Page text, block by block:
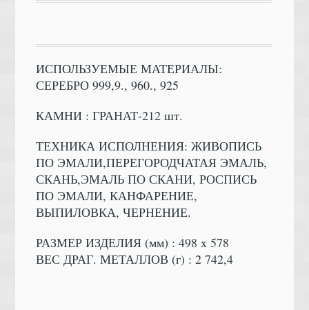
ИСПОЛЬЗУЕМЫЕ МАТЕРИАЛЫ:
СЕРЕБРО 999,9., 960., 925
КАМНИ : ГРАНАТ-212 шт.
ТЕХНИКА ИСПОЛНЕНИЯ: ЖИВОПИСЬ
ПО ЭМАЛИ,ПЕРЕГОРОДЧАТАЯ ЭМАЛЬ,
СКАНЬ,ЭМАЛЬ ПО СКАНИ, РОСПИСЬ
ПО ЭМАЛИ, КАНФАРЕНИЕ,
ВЫПИЛОВКА, ЧЕРНЕНИЕ.
РАЗМЕР ИЗДЕЛИЯ (мм) : 498 x 578
ВЕС ДРАГ. МЕТАЛЛОВ (г) : 2 742,4